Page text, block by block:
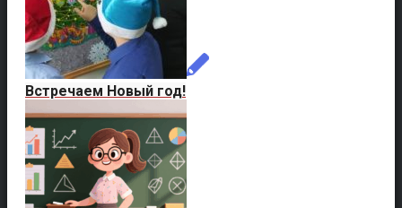
Встречаем Новый год!